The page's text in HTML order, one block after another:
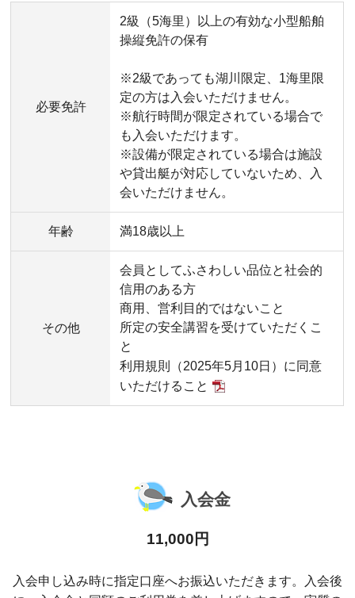
必要免許
2級（5海里）以上の有効な小型船舶
操縦免許の保有
※2級であっても湖川限定、1海里限
定の方は入会いただけません。
※航行時間が限定されている場合で
も入会いただけます。
※設備が限定されている場合は施設
や貸出艇が対応していないため、入
会いただけません。
年齢 満18歳以上
その他
会員としてふさわしい品位と社会的
信用のある方
商用、営利目的ではないこと
所定の安全講習を受けていただくこ
と
利用規則（2025年5月10日）に同意
いただけること
入会金
11,000円
入会申し込み時に指定口座へお振込いただきます。入会後